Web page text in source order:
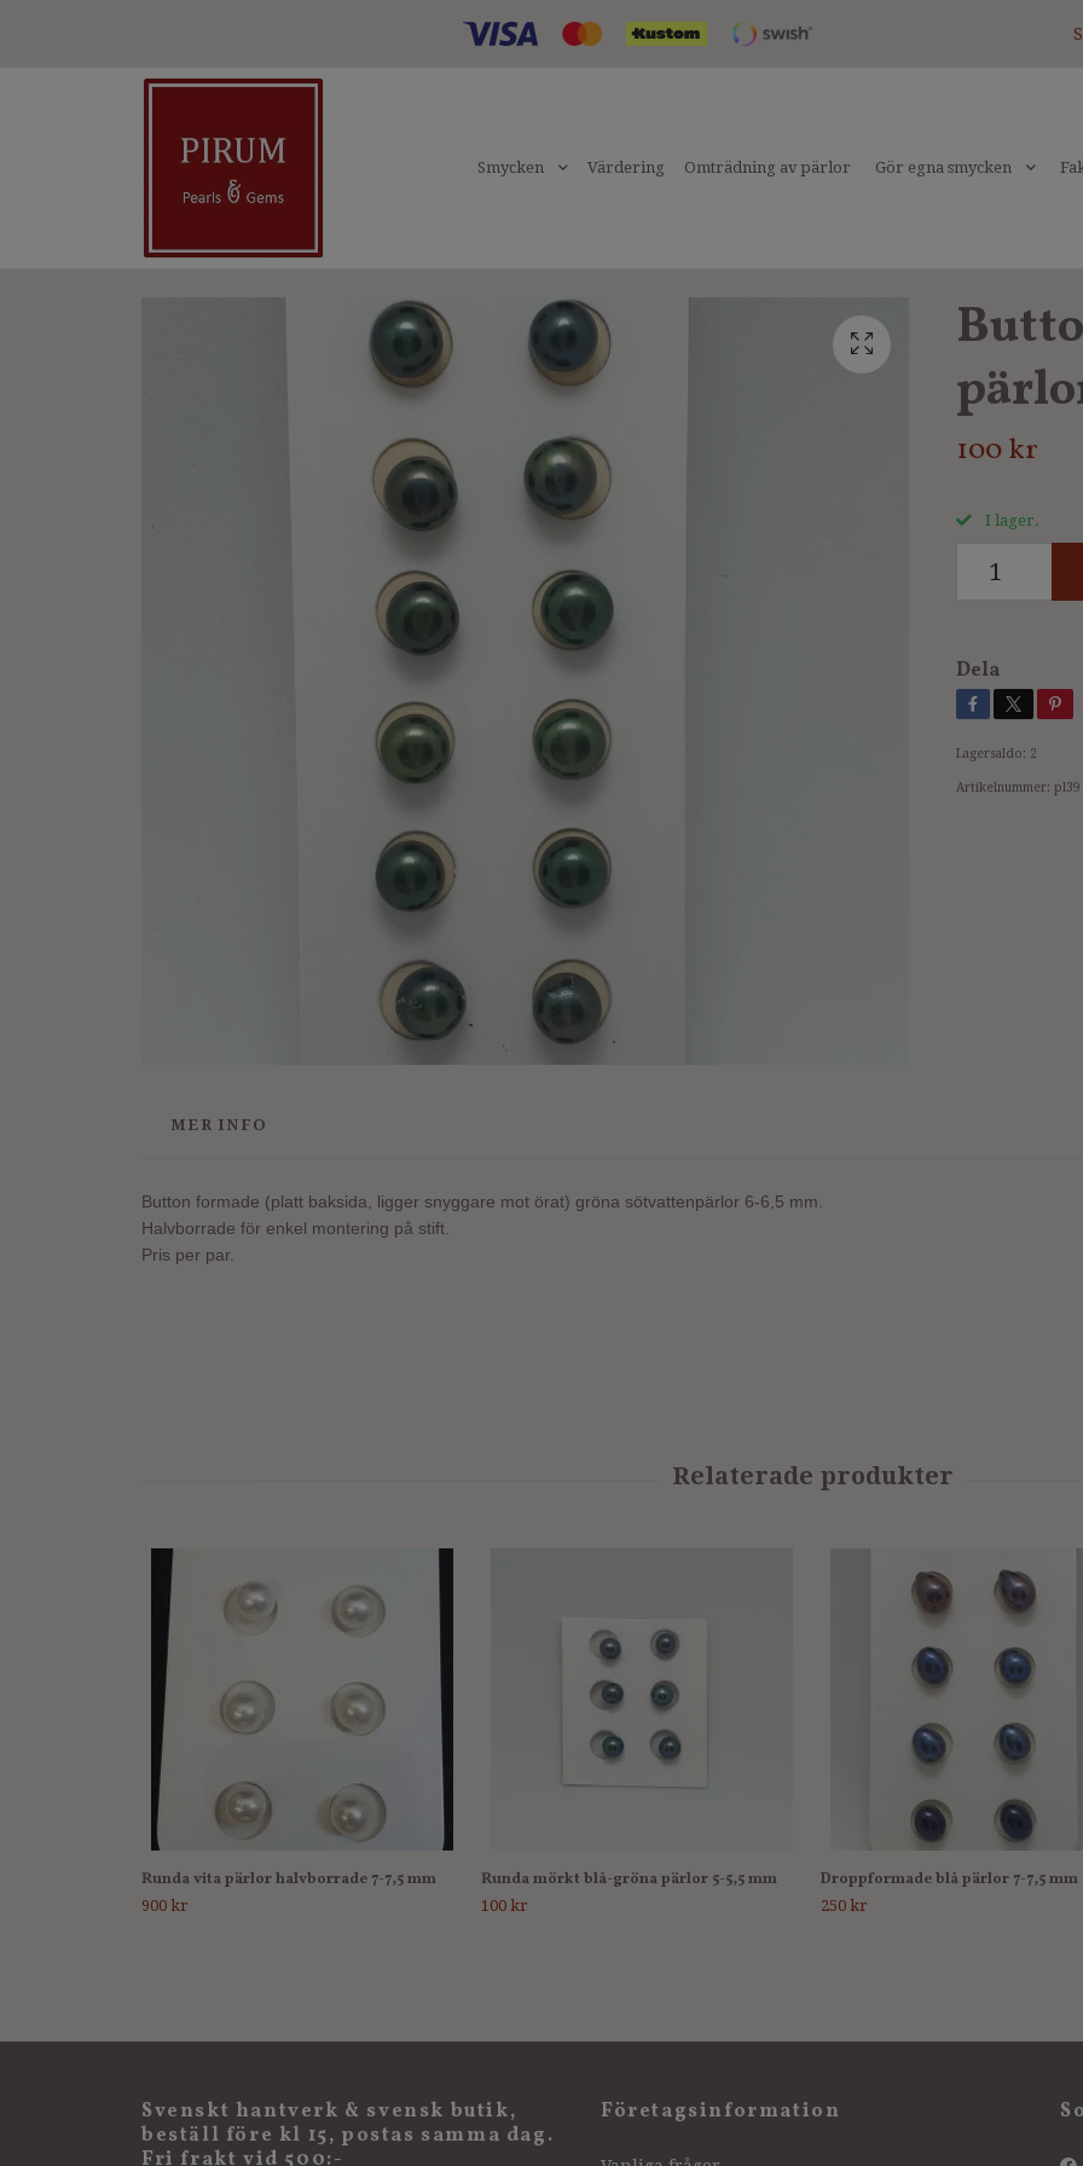
Smycken Värdering Omträdning av pärlor Gör egna smycken
100 kr
I lager.
Dela
Lagersaldo: 2
Artikelnummer: pl39
MER INFO
Button formade (platt baksida, ligger snyggare mot örat) gröna sötvattenpärlor 6-6,5 mm.
Halvborrade för enkel montering på stift.
Pris per par.
Runda vita pärlor halvborrade 7-7,5 mm
900 kr
Runda mörkt blå-gröna pärlor 5-5,5 mm
100 kr
Droppformade blå pärlor 7-7,5 mm
250 kr
Svenskt hantverk & svensk butik,
beställ före kl 15, postas samma dag.
Fri frakt vid 500:-
Företagsinformation